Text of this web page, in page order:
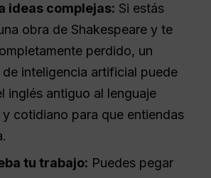
ideas complejas: Si estás
obra de Shakespeare y te
perdido, un
de inteligencia artificial puede
inglés antiguo al lenguaje
cotidiano para que entiendas
tu trabajo: Puedes pegar